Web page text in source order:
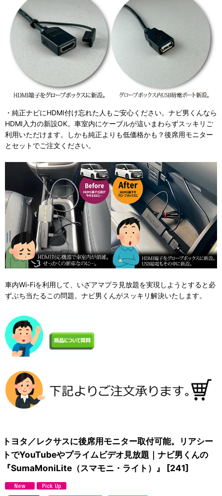
・純正ナビにHDMI付け忘れた人もご安心ください。ナビ男くんなら
HDMI入力の新設OK。車室内にケーブルが這いまわらずスッキリご
利用いただけます。しかも純正よりも低価格かも？後席用モニター
とセットでご注文ください。
車内Wi-Fiを利用して、いざアマプラ見放題を実現しようとすると必
ずぶち当たるこの問題。ナビ男くんがスッキリ解決いたします。
トヨタ／レクサスに後席用モニター取付可能。リアシー
トでYouTubeやプライムビデオ見放題｜ナビ男くんの
『SumaMoniLite（スマモニ・ライト）』
[241]